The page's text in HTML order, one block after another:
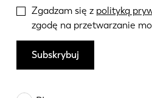
Zgadzam się z polityką
zgodę na przetwarzanie
Subskrybuj